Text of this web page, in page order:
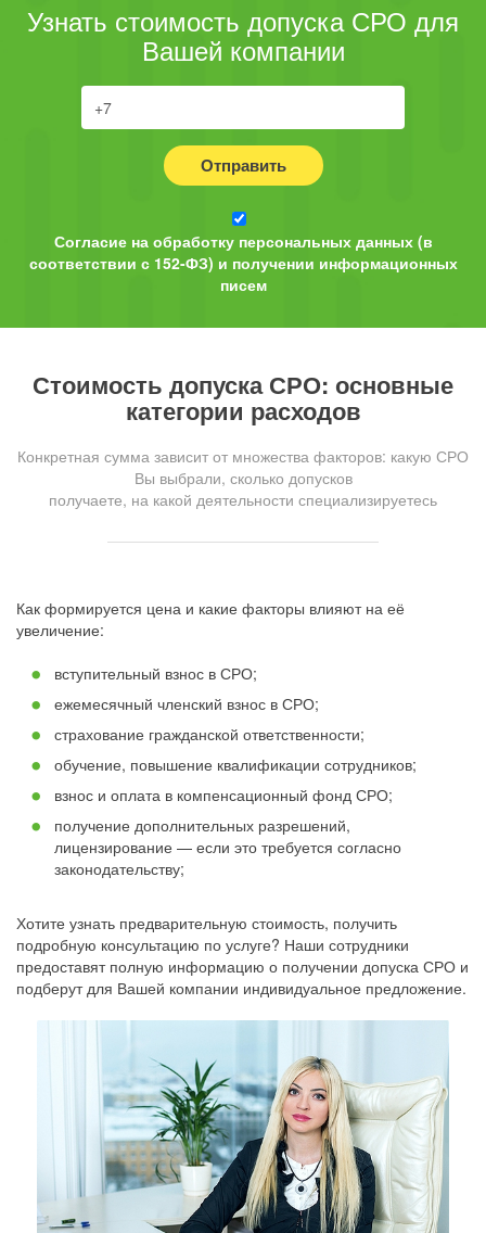
Узнать стоимость допуска СРО для
Вашей компании
Отправить
Согласие на обработку персональных данных (в
соответствии с 152-ФЗ) и получении информационных
писем
Стоимость допуска СРО: основные
категории расходов
Конкретная сумма зависит от множества факторов: какую СРО
Вы выбрали, сколько допусков
получаете, на какой деятельности специализируетесь
Как формируется цена и какие факторы влияют на её
увеличение:
вступительный взнос в СРО;
ежемесячный членский взнос в СРО;
страхование гражданской ответственности;
обучение, повышение квалификации сотрудников;
взнос и оплата в компенсационный фонд СРО;
получение дополнительных разрешений,
лицензирование — если это требуется согласно
законодательству;
Хотите узнать предварительную стоимость, получить
подробную консультацию по услуге? Наши сотрудники
предоставят полную информацию о получении допуска СРО и
подберут для Вашей компании индивидуальное предложение.